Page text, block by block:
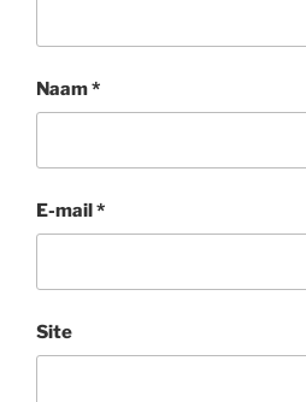
Naam*
E-mail*
Site